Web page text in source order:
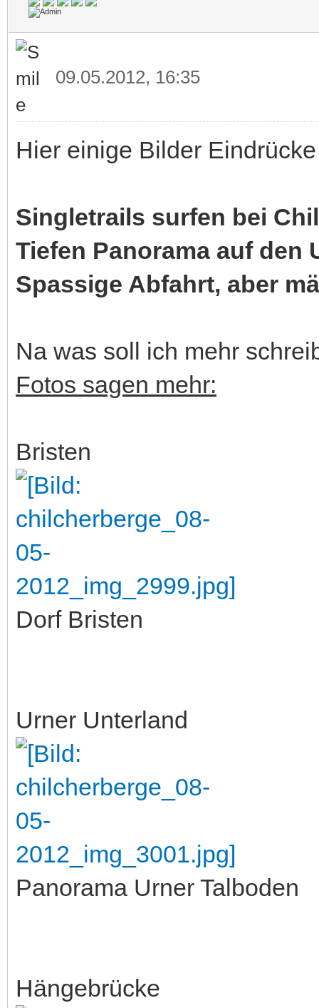
09.05.2012, 16:35
Hier einige Bilder
Singletrails surfen bei
Tiefen Panorama auf den
Spassige Abfahrt, aber
Na was soll ich mehr
Fotos sagen mehr:
Bristen
Dorf Bristen
Urner Unterland
Panorama Urner Talboden
Hängebrücke